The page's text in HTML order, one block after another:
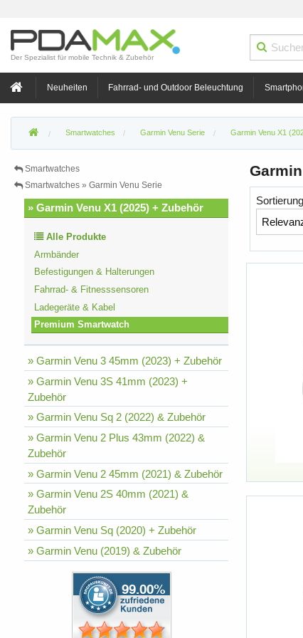
Der Spezialist für mobile Technik & Zubehör
Neuheiten Fahrrad- und Outdoor Beleuchtung
Smartwatches Garmin Venu Serie Garmin Venu X1
Smartwatches
Smartwatches » Garmin Venu Serie
» Garmin Venu X1 (2025) + Zubehör
Alle Produkte
Armbänder
Befestigungen & Halterungen
Fahrrad- & Fitnesssensoren
Ladegeräte & Kabel
Premium Smartwatch
» Garmin Venu 3 45mm (2023) + Zubehör
» Garmin Venu 3S 41mm (2023) +
Zubehör
» Garmin Venu Sq 2 (2022) & Zubehör
» Garmin Venu 2 Plus 43mm (2022) &
Zubehör
» Garmin Venu 2 45mm (2021) & Zubehör
» Garmin Venu 2S 40mm (2021) &
Zubehör
» Garmin Venu Sq (2020) + Zubehör
» Garmin Venu (2019) & Zubehör